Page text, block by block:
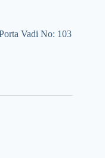
Vadi No: 103